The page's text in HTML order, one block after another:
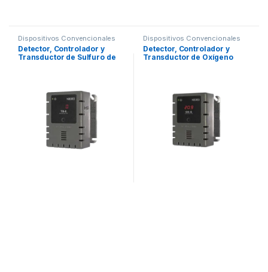
Dispositivos Convencionales
Detector, Controlador y
Transductor de Sulfuro de
Dispositivos Convencionales
Detector, Controlador y
Transductor de Oxígeno